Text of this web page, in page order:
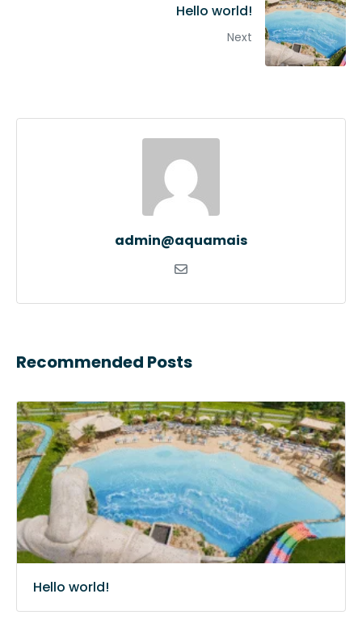
Hello world!
Next
admin@aquamais
Recommended Posts
Hello world!